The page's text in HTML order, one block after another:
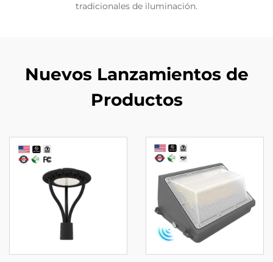
tradicionales de iluminación.
Nuevos Lanzamientos de
Productos